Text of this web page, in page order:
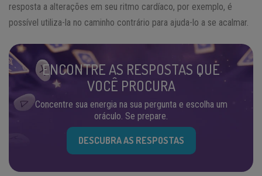
resposta a alterações em seu ritmo cardíaco, por exemplo, é
possível utiliza-la no caminho contrário para ajuda-lo a se acalmar.
ENCONTRE AS RESPOSTAS QUE
VOCÊ PROCURA
Concentre sua energia na sua pergunta e escolha um
oráculo. Se prepare.
DESCUBRA AS RESPOSTAS